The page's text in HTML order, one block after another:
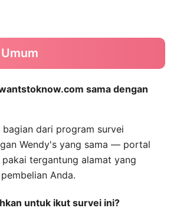
sama dengan
bagian dari program survei
Wendy's yang sama — portal
tergantung alamat yang
Anda.
untuk ikut survei ini?